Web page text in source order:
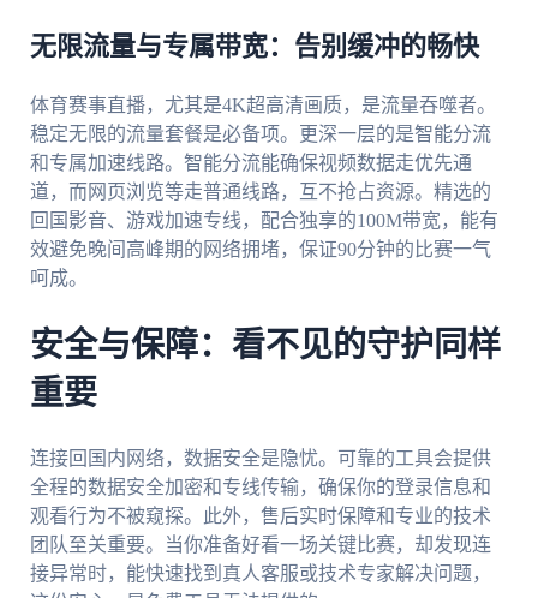
无限流量与专属带宽：告别缓冲的畅快
体育赛事直播，尤其是4K超高清画质，是流量吞噬者。
稳定无限的流量套餐是必备项。更深一层的是智能分流
和专属加速线路。智能分流能确保视频数据走优先通
道，而网页浏览等走普通线路，互不抢占资源。精选的
回国影音、游戏加速专线，配合独享的100M带宽，能有
效避免晚间高峰期的网络拥堵，保证90分钟的比赛一气
呵成。
安全与保障：看不见的守护同样
重要
连接回国内网络，数据安全是隐忧。可靠的工具会提供
全程的数据安全加密和专线传输，确保你的登录信息和
观看行为不被窥探。此外，售后实时保障和专业的技术
团队至关重要。当你准备好看一场关键比赛，却发现连
接异常时，能快速找到真人客服或技术专家解决问题，